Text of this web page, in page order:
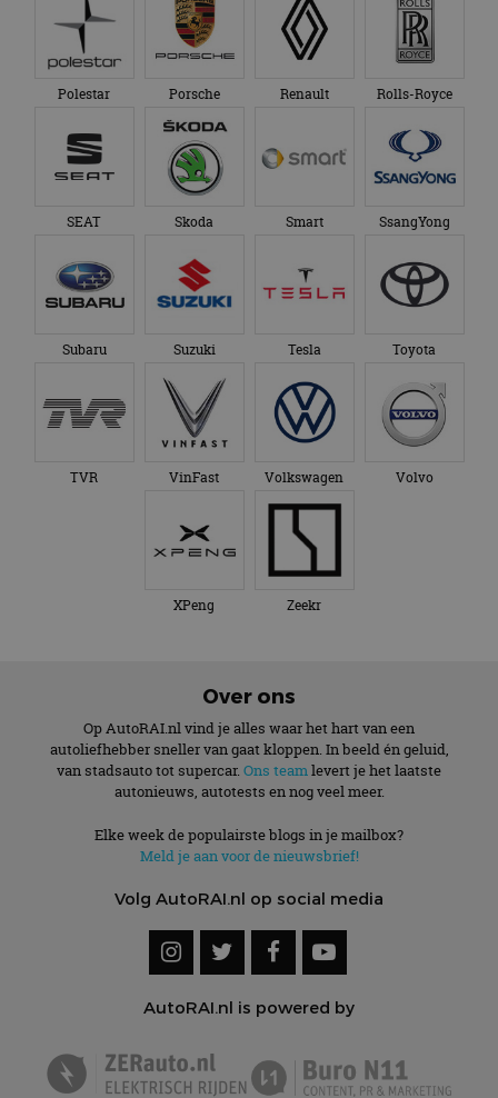
Polestar Porsche Renault Rolls-Royce
SEAT Skoda Smart SsangYong
Subaru Suzuki Tesla Toyota
TVR VinFast Volkswagen Volvo
XPeng Zeekr
Over ons
Op AutoRAI.nl vind je alles waar het hart van een
autoliefhebber sneller van gaat kloppen. In beeld én geluid,
van stadsauto tot supercar. Ons teamlevert je het laatste
autonieuws, autotests en nog veel meer.
Elke week de populairste blogs in je mailbox?
Meld je aan voor de nieuwsbrief!
Volg AutoRAI.nl op social media
AutoRAI.nl is powered by